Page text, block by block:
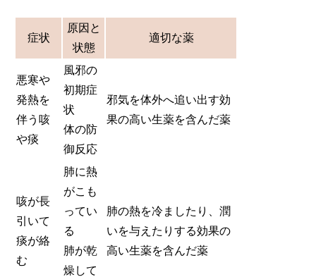
症状
原因と
状態
適切な薬
悪寒や
発熱を
伴う咳
や痰
風邪の
初期症
状
体の防
御反応
邪気を体外へ追い出す効
果の高い生薬を含んだ薬
咳が長
引いて
痰が絡
む
肺に熱
がこも
ってい
る
肺が乾
燥して
肺の熱を冷ましたり、潤
いを与えたりする効果の
高い生薬を含んだ薬